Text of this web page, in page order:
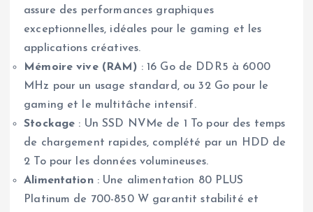
assure des performances graphiques
exceptionnelles, idéales pour le gaming et les
applications créatives.
Mémoire vive (RAM) : 16 Go de DDR5 à 6000
MHz pour un usage standard, ou 32 Go pour le
gaming et le multitâche intensif.
Stockage : Un SSD NVMe de 1 To pour des temps
de chargement rapides, complété par un HDD de
2 To pour les données volumineuses.
Alimentation: Une alimentation 80 PLUS
Platinum de 700-850 W garantit stabilité et